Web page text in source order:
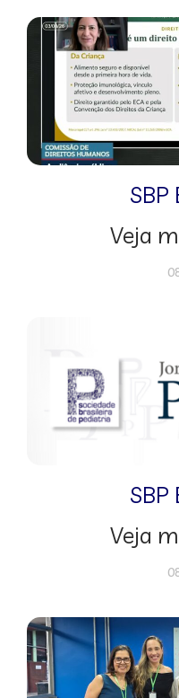
SBP
Veja
SBP
Veja